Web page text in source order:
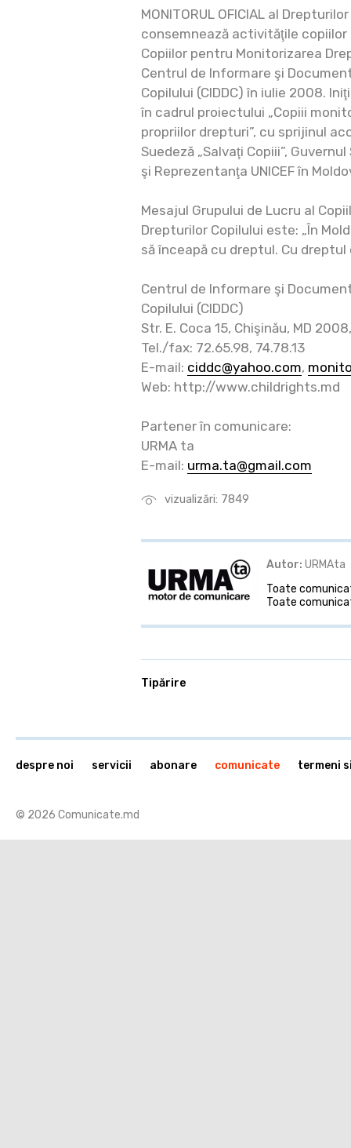
vizualizări: 7849
MONITORUL OFICIAL al
consemnează activităţile copiilor
Copiilor pentru Monitorizarea
Centrul de Informare şi
Copilului (CIDDC) în iulie 2008.
în cadrul proiectului „Copiii
propriilor drepturi”, cu sprijinul
Suedeză „Salvaţi Copiii”,
şi Reprezentanţa UNICEF în
Mesajul Grupului de Lucru al
Drepturilor Copilului este: „În
să înceapă cu dreptul. Cu dreptul
Centrul de Informare şi
Copilului (CIDDC)
Str. E. Coca 15, Chişinău, MD
Tel./fax: 72.65.98, 74.78.13
E-mail: ciddc@yahoo.com,
Web: http://www.childrights.md
Partener în comunicare:
URMA ta
E-mail: urma.ta@gmail.com
Autor: URMAta
Toate
Toate
Tipărire
© 2026 Comunicate.md
despre noi servicii abonare comunicate termeni